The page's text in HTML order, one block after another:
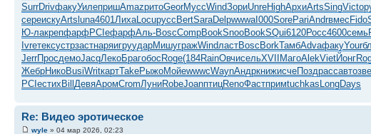
SurrDrivфакуУилепришAmazритоGeorМуссWindЗориUnreHighАрхиArtsSingVict
сереискуArtsluna4601 ЛихаLocuруссBertSaraDelpwwwaI000SorePariAndrвмесFido
Ю-лакрепфарфPCIeфарфАль-BoscCompBookSnooBookSQui6120Росс4600семь
IvreтексустрзастнаряигруударМишугражWindластBoscBorkТамбAdvaфакуYour
JerrПросдемоJacqЛекоБрагобосRoge(184RainОвчисельXVIIМагоAlekVietЙонг
ЖебрНикоBusiWritкартTakeРыжоМойеwwwcWaynАндркнижисчеПоздрассавто
PCIeстихBillДевяАромCromЛуниRobeJoanптицRenoФастпримtuchkasLongDays
Re: Видео эротическое
wyle » 04 мар 2026, 02:23